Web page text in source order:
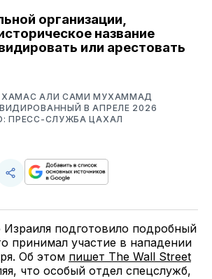
организации,
название
или арестовать
ХАМАС АЛИ САМИ МУХАММАД
В АПРЕЛЕ 2026
ПРЕСС-СЛУЖБА ЦАХАЛ
Скопируйте
поделитесь
ссылкой
Израиля подготовило подробный
принимал участие в нападении
Об этом пишет The Wall Street
что особый отдел спецслужб,